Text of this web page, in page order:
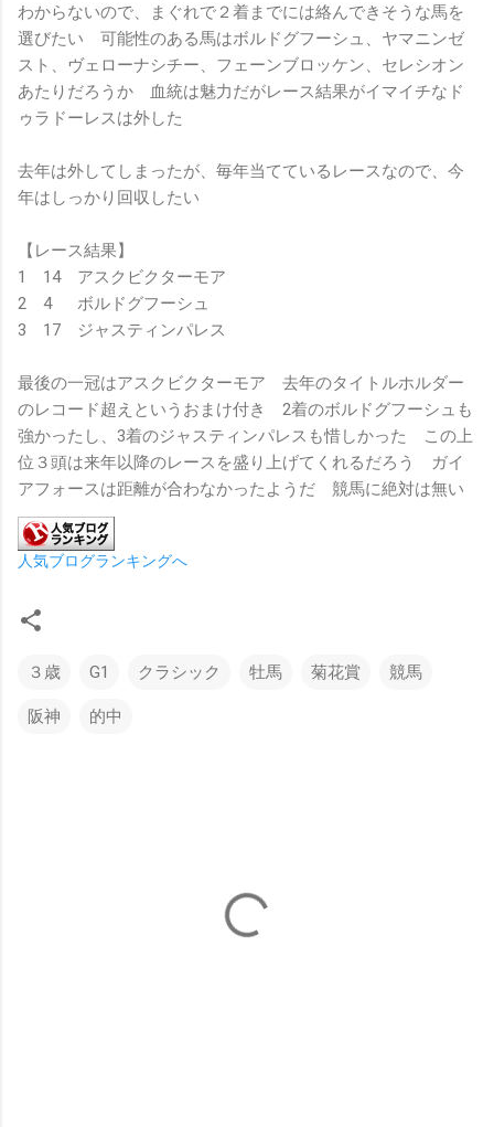
わからないので、まぐれで２着までには絡んできそうな馬を
選びたい 可能性のある馬はボルドグフーシュ、ヤマニンゼ
スト、ヴェローナシチー、フェーンブロッケン、セレシオン
あたりだろうか 血統は魅力だがレース結果がイマイチなド
ゥラドーレスは外した
去年は外してしまったが、毎年当てているレースなので、今
年はしっかり回収したい
【レース結果】
1 14 アスクビクターモア
2 4 ボルドグフーシュ
3 17 ジャスティンパレス
最後の一冠はアスクビクターモア 去年のタイトルホルダー
のレコード超えというおまけ付き 2着のボルドグフーシュも
強かったし、3着のジャスティンパレスも惜しかった この上
位３頭は来年以降のレースを盛り上げてくれるだろう ガイ
アフォースは距離が合わなかったようだ 競馬に絶対は無い
人気ブログランキングへ
３歳 G1 クラシック 牡馬 菊花賞 競馬
阪神 的中